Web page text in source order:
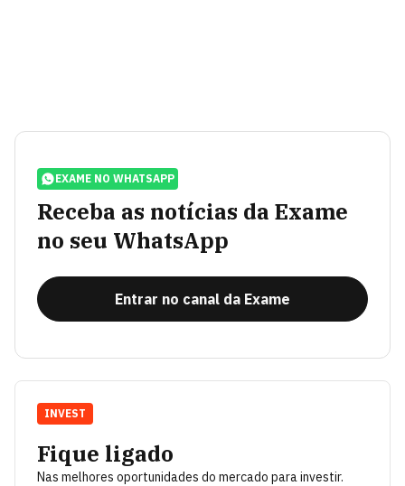
EXAME NO WHATSAPP
Receba as notícias da Exame
no seu WhatsApp
Entrar no canal da Exame
Fique ligado
Nas melhores oportunidades do mercado para investir.
INVEST